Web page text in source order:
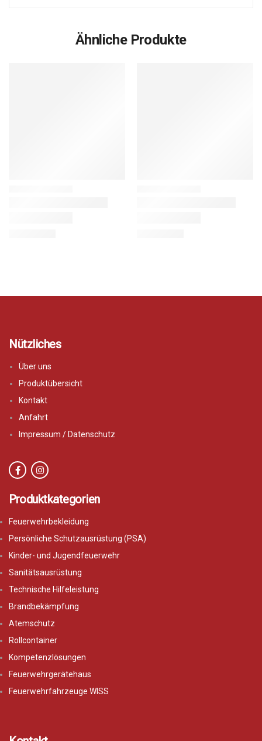
Ähnliche Produkte
Nützliches
Über uns
Produktübersicht
Kontakt
Anfahrt
Impressum / Datenschutz
Produktkategorien
Feuerwehrbekleidung
Persönliche Schutzausrüstung (PSA)
Kinder- und Jugendfeuerwehr
Sanitätsausrüstung
Technische Hilfeleistung
Brandbekämpfung
Atemschutz
Rollcontainer
Kompetenzlösungen
Feuerwehrgerätehaus
Feuerwehrfahrzeuge WISS